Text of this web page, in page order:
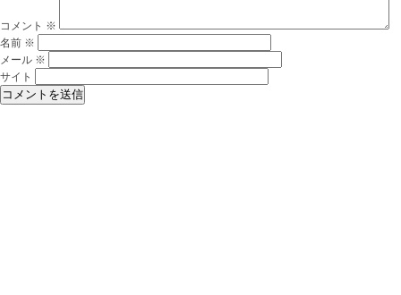
コメント ※
名前 ※
メール ※
サイト